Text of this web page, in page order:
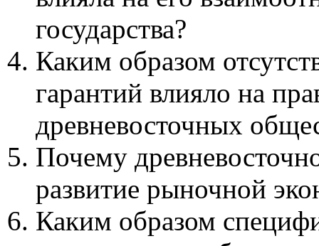
государства?
Каким образом
гарантий влияло на
древневосточных
Почему
развитие рыночной
Каким образом